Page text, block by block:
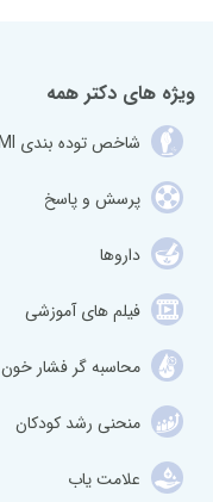
ویژه های دکتر همه
شاخص توده بندی BMI
پرسش و پاسخ
داروها
فیلم های آموزشی
محاسبه گر فشار خون
منحنی رشد کودکان
علامت یاب